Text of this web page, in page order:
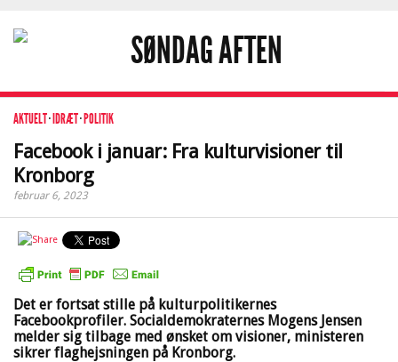
AKTUELT·IDRÆT·POLITIK
Facebook i januar: Fra kulturvisioner til
Kronborg
februar 6, 2023
Det er fortsat stille på kulturpolitikernes
Facebookprofiler. Socialdemokraternes Mogens Jensen
melder sig tilbage med ønsket om visioner, ministeren
sikrer flaghejsningen på Kronborg.